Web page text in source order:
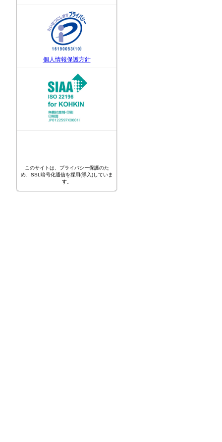
個人情報保護方針
このサイトは、プライバシー保護のた
め、SSL暗号化通信を採用(導入)していま
す。